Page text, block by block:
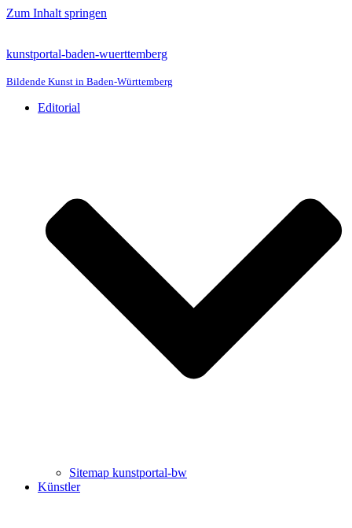
Zum Inhalt springen
kunstportal-baden-wuerttemberg
Bildende Kunst in Baden-Württemberg
Editorial
Sitemap kunstportal-bw
Künstler